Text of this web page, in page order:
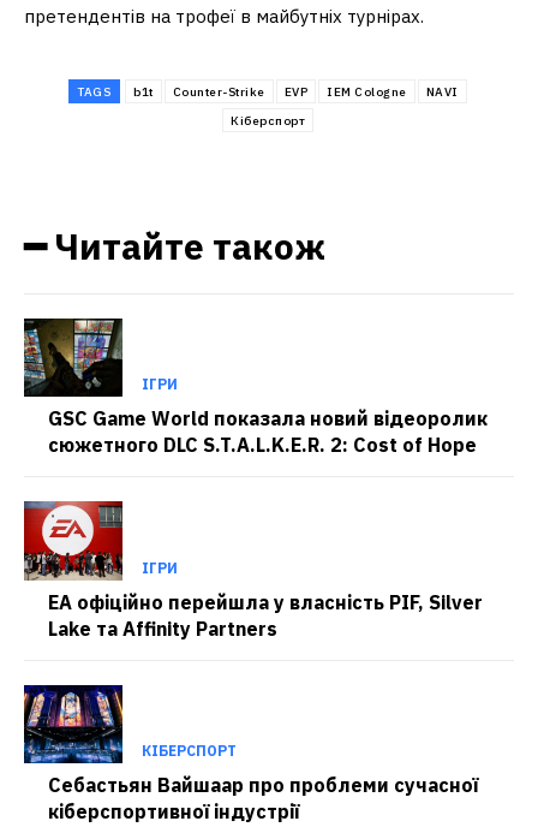
претендентів на трофеї в майбутніх турнірах.
TAGS b1t Counter-Strike EVP IEM Cologne
NAVI
Кіберспорт
━ Читайте також
ІГРИ
GSC Game World показала новий відеоролик
сюжетного DLC S.T.A.L.K.E.R. 2: Cost of Hope
ІГРИ
EA офіційно перейшла у власність PIF, Silver
Lake та Affinity Partners
КІБЕРСПОРТ
Себастьян Вайшаар про проблеми сучасної
кіберспортивної індустрії